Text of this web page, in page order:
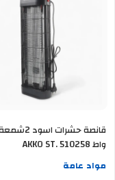
واط AKKO ST. 510258
مواد عامة